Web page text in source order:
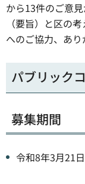
から13件のご意
（要旨）と区の
へのご協力、あり
パブリック
募集期間
令和8年3月21